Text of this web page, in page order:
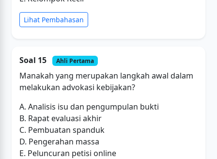
Lihat Pembahasan
Soal 15 Ahli Pertama
Manakah yang merupakan langkah awal dalam
melakukan advokasi kebijakan?
A. Analisis isu dan pengumpulan bukti
B. Rapat evaluasi akhir
C. Pembuatan spanduk
D. Pengerahan massa
E. Peluncuran petisi online